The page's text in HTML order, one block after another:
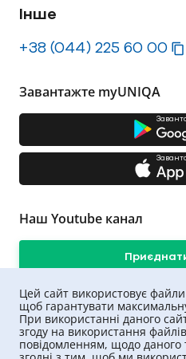
Інше
+38 (044) 225 60 00
Завантажте myUNIQA
Наш Youtube канал
Цей сайт використовує файли
щоб гарантувати
При використанні даного
згоду на використання
повідомленням, щодо